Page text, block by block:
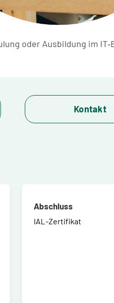
oder Ausbildung im
Kontakt
Abschluss
IAL-Zertifikat